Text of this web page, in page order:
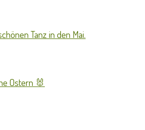
Tanz in den Mai.
Ostern 🐰